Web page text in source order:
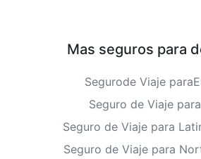
Mas seguros para
Segurode Viaje
Seguro de Viaje
Seguro de Viaje para
Seguro de Viaje para